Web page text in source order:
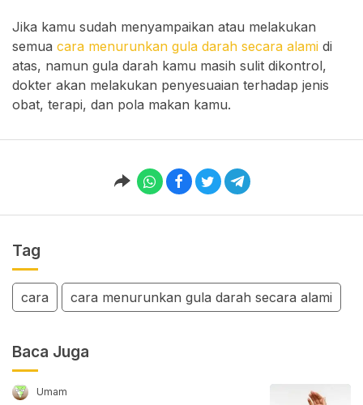
Jika kamu sudah menyampaikan atau melakukan
semua cara menurunkan gula darah secara alami di
atas, namun gula darah kamu masih sulit dikontrol,
dokter akan melakukan penyesuaian terhadap jenis
obat, terapi, dan pola makan kamu.
Tag
cara cara menurunkan gula darah secara alami
Baca Juga
Umam